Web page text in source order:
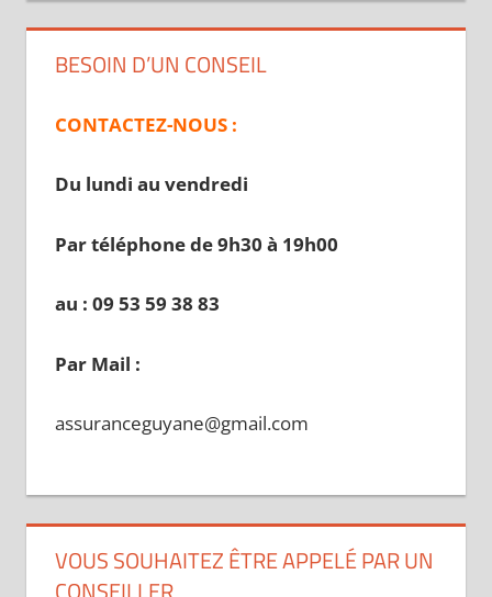
BESOIN D’UN CONSEIL
CONTACTEZ-NOUS :
Du lundi au vendredi
Par téléphone de 9h30 à 19h00
au : 09 53 59 38 83
Par Mail :
assuranceguyane@gmail.com
VOUS SOUHAITEZ ÊTRE APPELÉ PAR UN